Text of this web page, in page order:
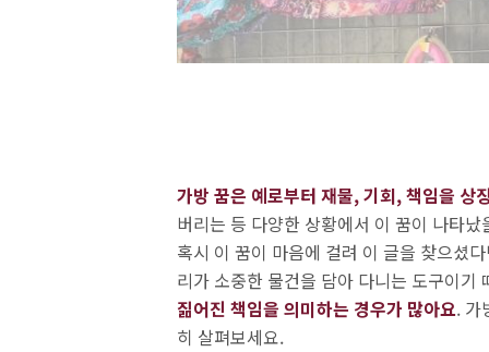
가방 꿈은 예로부터 재물, 기회, 책임을 상
버리는 등 다양한 상황에서 이 꿈이 나타
혹시 이 꿈이 마음에 걸려 이 글을 찾으셨
리가 소중한 물건을 담아 다니는 도구이기
짊어진 책임을 의미하는 경우가 많아요. 가
히 살펴보세요.